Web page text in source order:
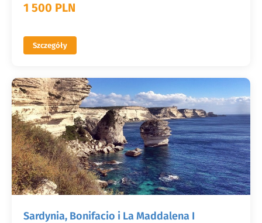
1 500 PLN
Szczegóły
Sardynia, Bonifacio i La Maddalena I